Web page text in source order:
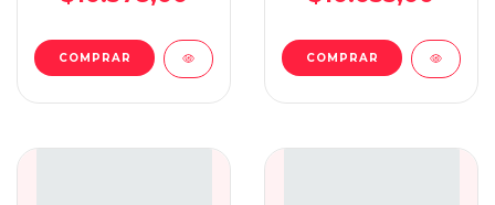
COMPRAR COMPRAR